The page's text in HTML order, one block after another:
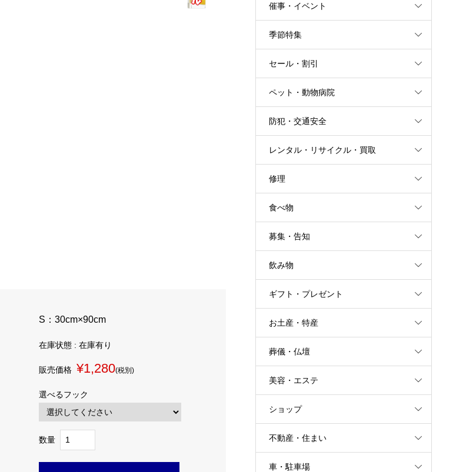
S：30cm×90cm
在庫状態 : 在庫有り
販売価格 ¥1,280(税別)
選べるフック
数量
催事・イベント
季節特集
セール・割引
ペット・動物病院
防犯・交通安全
レンタル・リサイクル・買取
修理
食べ物
募集・告知
飲み物
ギフト・プレゼント
お土産・特産
葬儀・仏壇
美容・エステ
ショップ
不動産・住まい
車・駐車場